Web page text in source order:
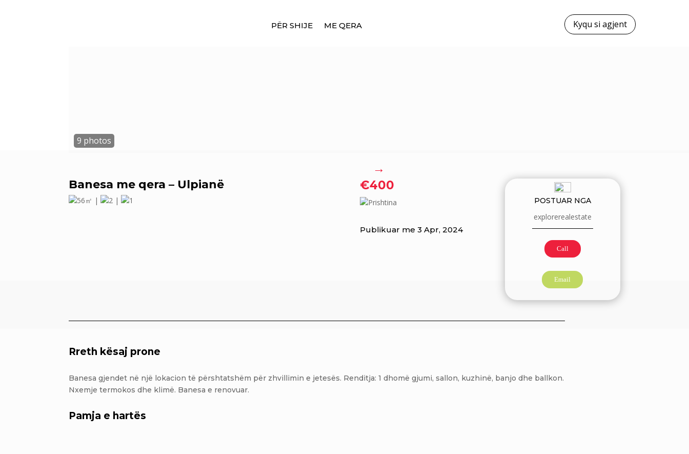
PËR SHIJE ME QERA Kyqu si agjent
→
Banesa me qera – Ulpianë
56㎡ | 2 | 1
€400
Prishtina
Publikuar me 3 Apr, 2024
POSTUAR NGA
explorerealestate
Call
Email
Rreth kësaj prone
Banesa gjendet në një lokacion të përshtatshëm për zhvillimin e jetesës. Renditja: 1 dhomë gjumi, sallon, kuzhinë, banjo dhe ballkon.
Nxemje termokos dhe klimë. Banesa e renovuar.
Pamja e hartës